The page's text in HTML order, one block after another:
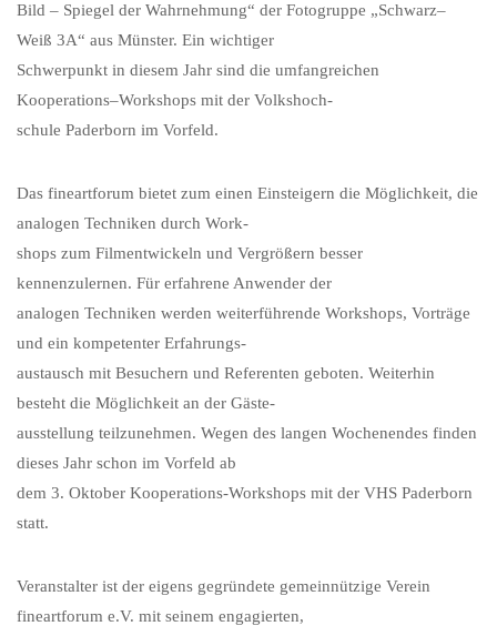
Bild – Spiegel der Wahrnehmung“ der Fotogruppe „Schwarz–
Weiß 3A“ aus Münster. Ein wichtiger
Schwerpunkt in diesem Jahr sind die umfangreichen
Kooperations–Workshops mit der Volkshoch-
schule Paderborn im Vorfeld.
Das fineartforum bietet zum einen Einsteigern die Möglichkeit, die
analogen Techniken durch Work-
shops zum Filmentwickeln und Vergrößern besser
kennenzulernen. Für erfahrene Anwender der
analogen Techniken werden weiterführende Workshops, Vorträge
und ein kompetenter Erfahrungs-
austausch mit Besuchern und Referenten geboten. Weiterhin
besteht die Möglichkeit an der Gäste-
ausstellung teilzunehmen. Wegen des langen Wochenendes finden
dieses Jahr schon im Vorfeld ab
dem 3. Oktober Kooperations-Workshops mit der VHS Paderborn
statt.
Veranstalter ist der eigens gegründete gemeinnützige Verein
fineartforum e.V. mit seinem engagierten,